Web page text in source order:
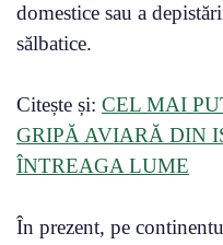
domestice sau a
sălbatice.
Citește și: CEL MAI
GRIPĂ AVIARĂ DIN
ÎNTREAGA LUME
În prezent, pe